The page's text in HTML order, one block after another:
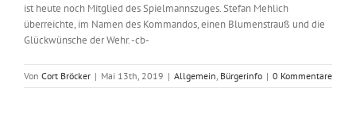
ist heute noch Mitglied des Spielmannszuges. Stefan Mehlich
überreichte, im Namen des Kommandos, einen Blumenstrauß und die
Glückwünsche der Wehr. -cb-
Von Cort Bröcker | Mai 13th, 2019 | Allgemein Bürgerinfo | 0 Kommentare